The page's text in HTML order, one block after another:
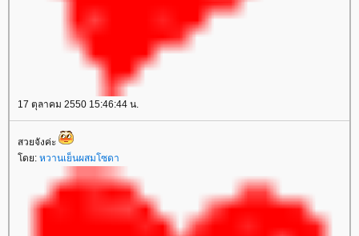
17 ตุลาคม 2550 15:46:44 น.
สวยจังค่ะ
ดย: หวานเย็นผสมโซดา